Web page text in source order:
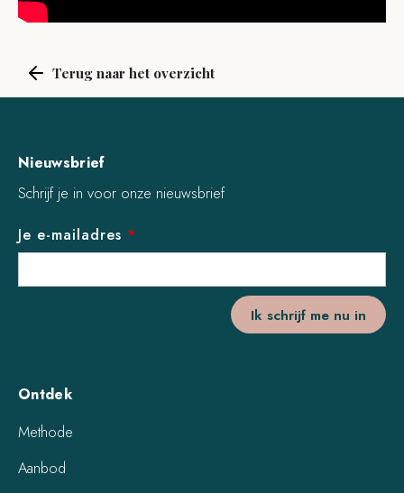
Terug naar het overzicht
Nieuwsbrief
Schrijf je in voor onze nieuwsbrief
Je e-mailadres *
Ontdek
Methode
Aanbod